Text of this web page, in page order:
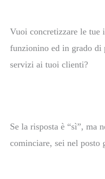
Vuoi concretizzare le tue
funzionino ed in grado
servizi ai tuoi clienti?
Se la risposta è “sì”, ma
cominciare, sei nel posto